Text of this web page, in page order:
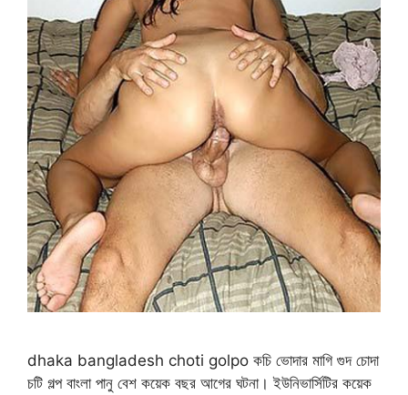
dhaka bangladesh choti golpo কচি ভোদার মাগি গুদ চোদা
চটি গল্প বাংলা পানু বেশ কয়েক বছর আগের ঘটনা। ইউনিভার্সিটির কয়েক